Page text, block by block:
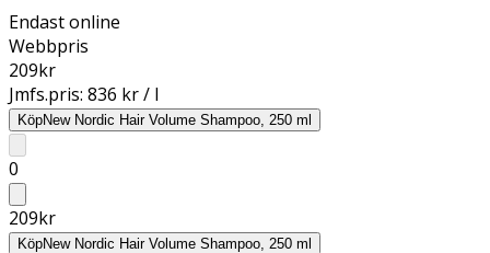
Endast online
Webbpris
209kr
Jmfs.pris: 836 kr / l
KöpNew Nordic Hair Volume Shampoo, 250 ml
0
209kr
KöpNew Nordic Hair Volume Shampoo, 250 ml